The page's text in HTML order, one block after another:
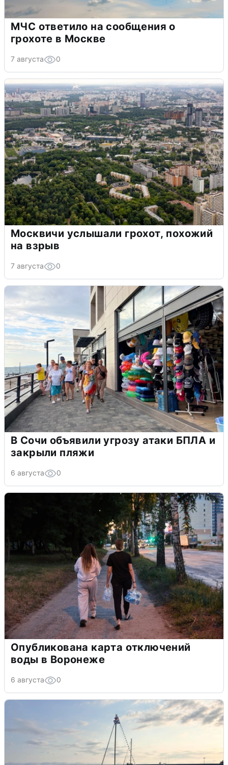
МЧС ответило на сообщения о
грохоте в Москве
7 августа 0
Москвичи услышали грохот, похожий
на взрыв
7 августа 0
В Сочи объявили угрозу атаки БПЛА и
закрыли пляжи
6 августа 0
Опубликована карта отключений
воды в Воронеже
6 августа 0